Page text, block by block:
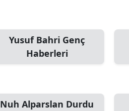
Denizli
Diyarbakır
Yusuf Bahri Genç
Haberleri
Nuh Alparslan Durdu